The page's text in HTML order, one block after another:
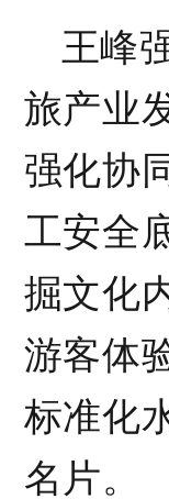
王峰
旅产业
强化协
工安全
掘文化
游客体
标准化
名片。